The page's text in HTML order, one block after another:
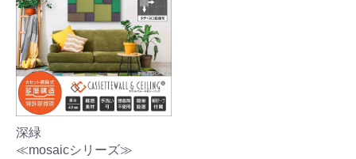
深緑
≪mosaicシリーズ≫